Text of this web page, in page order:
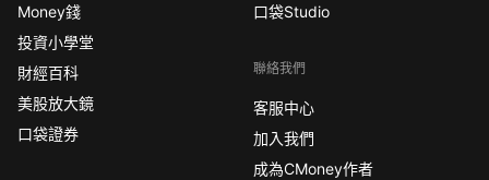
Money錢
投資小學堂
財經百科
美股放大鏡
口袋證券
口袋Studio
聯絡我們
客服中心
加入我們
成為CMoney作者